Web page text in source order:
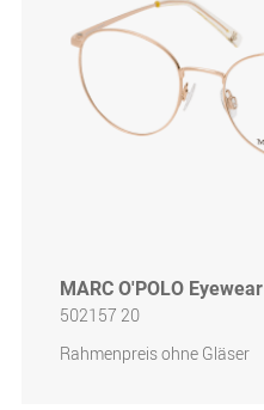
MARC O'POLO Eyewear
502157 20
Rahmenpreis ohne Gläser